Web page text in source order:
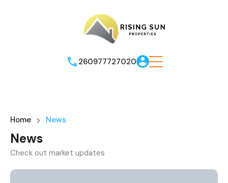
260977727020
Home News
News
Check out market updates